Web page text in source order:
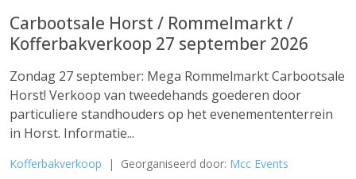
Carbootsale Horst / Rommelmarkt /
Kofferbakverkoop 27 september 2026
Zondag 27 september: Mega Rommelmarkt Carbootsale
Horst! Verkoop van tweedehands goederen door
particuliere standhouders op het evenemententerrein
in Horst. Informatie...
Kofferbakverkoop | Georganiseerd door: Mcc Events